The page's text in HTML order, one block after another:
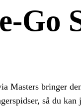
Masters bringer
så du